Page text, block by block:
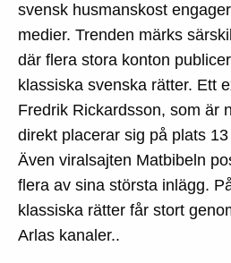
svensk husmanskost
medier. Trenden märks
där flera stora konton
klassiska svenska rätter. Ett
Fredrik Rickardsson, som är
direkt placerar sig på plats
Även viralsajten Matbibeln
flera av sina största inlägg.
klassiska rätter får stort
Arlas kanaler..